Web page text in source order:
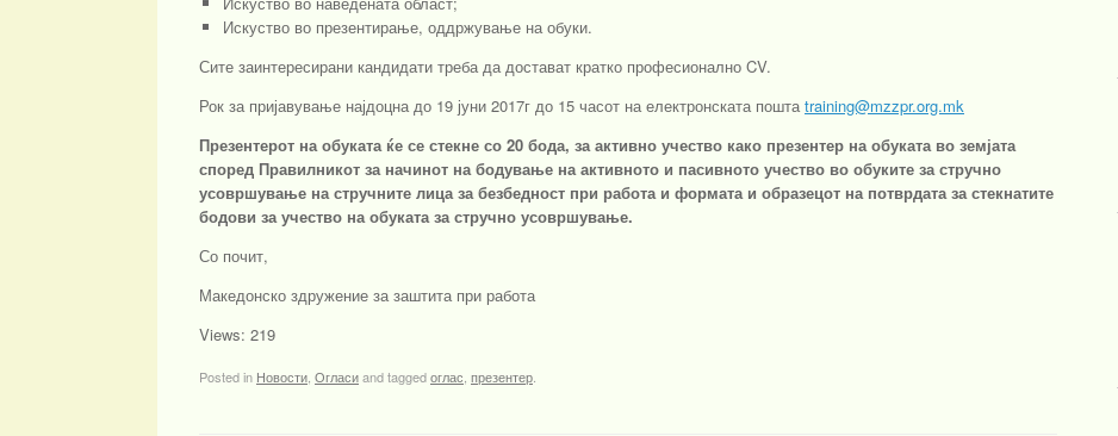
Искуство во презентирање, оддржување на обуки.
Сите заинтересирани кандидати треба да достават кратко професионално CV.
Рок за пријавување најдоцна до 19 јуни 2017г до 15 часот на електронската поштаtraining@mzzpr.org.mk
Презентерот на обуката ќе се стекне со 20 бода, за активно учество како презентер на обуката во земјата
според Правилникот за начинот на бодување на активното и пасивното учество во обуките за стручно
усовршување на стручните лица за безбедност при работа и формата и образецот на потврдата за стекнатите
бодови за учество на обуката за стручно усовршување.
Со почит,
Македонско здружение за заштита при работа
Views: 219
Posted in Новости Огласиand taggedоглас презентер